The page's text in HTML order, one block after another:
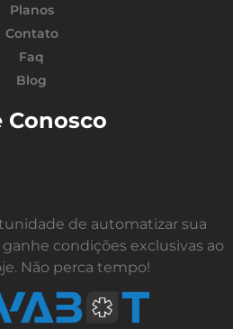
Planos
Contato
Faq
Blog
Conosco
de automatizar sua
condições exclusivas ao
Não perca tempo!